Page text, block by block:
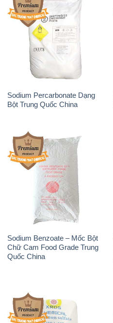
Sodium Percarbonate Dạng
Bột Trung Quốc China
Sodium Benzoate – Mốc Bột
Chữ Cam Food Grade Trung
Quốc China